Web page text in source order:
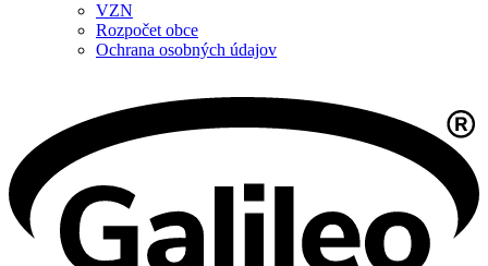
VZN
Rozpočet obce
Ochrana osobných údajov